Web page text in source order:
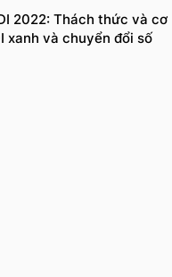
2022: Thách thức và cơ
xanh và chuyển đổi số